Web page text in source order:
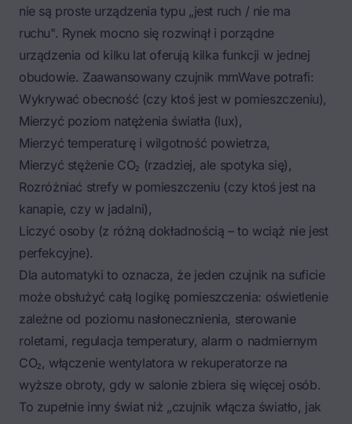
nie są proste urządzenia typu „jest ruch / nie ma
ruchu". Rynek mocno się rozwinął i porządne
urządzenia od kilku lat oferują kilka funkcji w jednej
obudowie. Zaawansowany czujnik mmWave potrafi:
Wykrywać obecność (czy ktoś jest w pomieszczeniu),
Mierzyć poziom natężenia światła (lux),
Mierzyć temperaturę i wilgotność powietrza,
Mierzyć stężenie CO₂ (rzadziej, ale spotyka się),
Rozróżniać strefy w pomieszczeniu (czy ktoś jest na
kanapie, czy w jadalni),
Liczyć osoby (z różną dokładnością – to wciąż nie jest
perfekcyjne).
Dla automatyki to oznacza, że jeden czujnik na suficie
może obsłużyć całą logikę pomieszczenia: oświetlenie
zależne od poziomu nasłonecznienia, sterowanie
roletami, regulacja temperatury, alarm o nadmiernym
CO₂, włączenie wentylatora w rekuperatorze na
wyższe obroty, gdy w salonie zbiera się więcej osób.
To zupełnie inny świat niż „czujnik włącza światło, jak